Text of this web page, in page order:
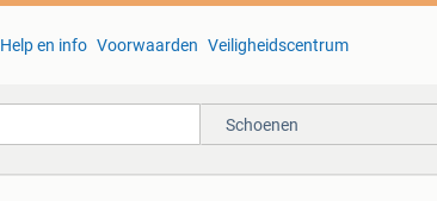
Help en info Voorwaarden Veiligheidscentrum
Schoenen